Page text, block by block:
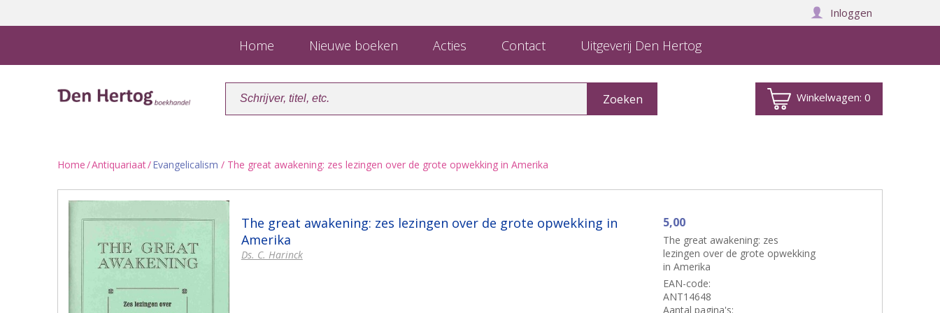
Inloggen
Home Nieuwe boeken Acties Contact Uitgeverij Den Hertog
Winkelwagen:0
Home/Antiquariaat/Evangelicalism / The great awakening: zes lezingen over de grote opwekking in Amerika
The great awakening: zes lezingen over de grote opwekking in
Amerika
Ds. C. Harinck
5,00
The great awakening: zes
lezingen over de grote opwekking
in Amerika
EAN-code:
ANT14648
Aantal pagina's: